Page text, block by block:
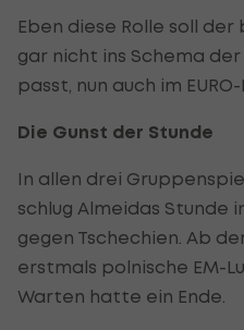
Eben diese Rolle soll
gar nicht ins Schema
passt, nun auch im
Die Gunst der Stunde
In allen drei
schlug Almeidas
gegen Tschechien. Ab
erstmals polnische EM-
Warten hatte ein Ende.